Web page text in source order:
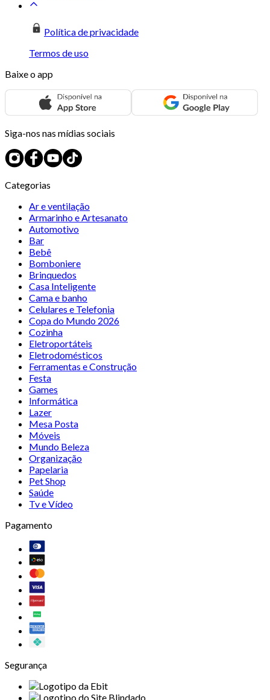
Política de privacidade
Termos de uso
Baixe o app
Siga-nos nas mídias sociais
Categorias
Ar e ventilação
Armarinho e Artesanato
Automotivo
Bar
Bebê
Bomboniere
Brinquedos
Casa Inteligente
Cama e banho
Celulares e Telefonia
Copa do Mundo 2026
Cozinha
Eletroportáteis
Eletrodomésticos
Ferramentas e Construção
Festa
Games
Informática
Lazer
Mesa Posta
Móveis
Mundo Beleza
Organização
Papelaria
Pet Shop
Saúde
Tv e Vídeo
Pagamento
Segurança